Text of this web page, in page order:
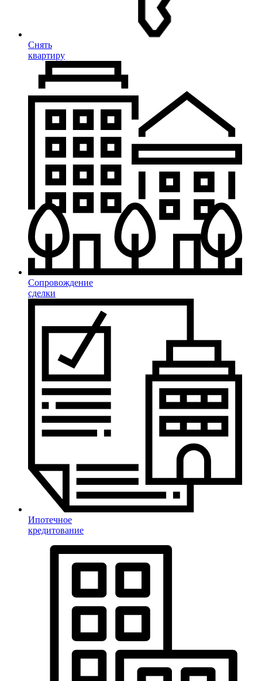
Снять
квартиру
Сопровождение
сделки
Ипотечное
кредитование